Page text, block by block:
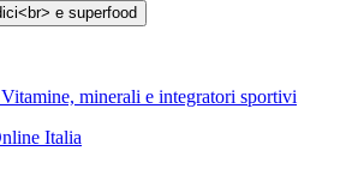
Vitamine, minerali e integratori sportivi